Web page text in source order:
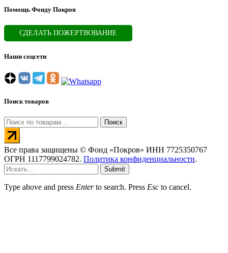
Помощь Фонду Покров
СДЕЛАТЬ ПОЖЕРТВОВАНИЕ
Наши соцсети
Поиск товаров
Искать: Поиск
Все права защищены © Фонд «Покров» ИНН 7725350767
ОГРН 1117799024782. Политика конфиденциальности.
Submit
Type above and press Enterto search. Press Esc to cancel.